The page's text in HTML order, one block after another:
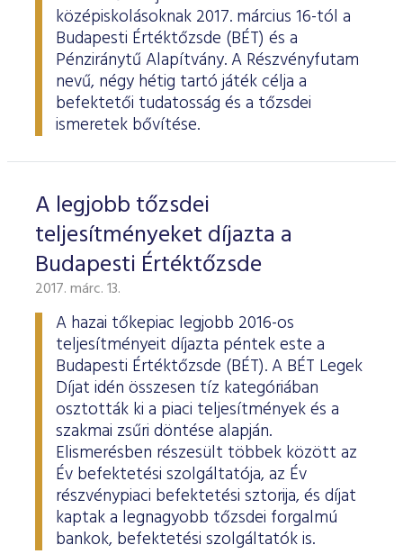
középiskolásoknak 2017. március 16-tól a
Budapesti Értéktőzsde (BÉT) és a
Pénziránytű Alapítvány. A Részvényfutam
nevű, négy hétig tartó játék célja a
befektetői tudatosság és a tőzsdei
ismeretek bővítése.
A legjobb tőzsdei
teljesítményeket díjazta a
Budapesti Értéktőzsde
2017. márc. 13.
A hazai tőkepiac legjobb 2016-os
teljesítményeit díjazta péntek este a
Budapesti Értéktőzsde (BÉT). A BÉT Legek
Díjat idén összesen tíz kategóriában
osztották ki a piaci teljesítmények és a
szakmai zsűri döntése alapján.
Elismerésben részesült többek között az
Év befektetési szolgáltatója, az Év
részvénypiaci befektetési sztorija, és díjat
kaptak a legnagyobb tőzsdei forgalmú
bankok, befektetési szolgáltatók is.